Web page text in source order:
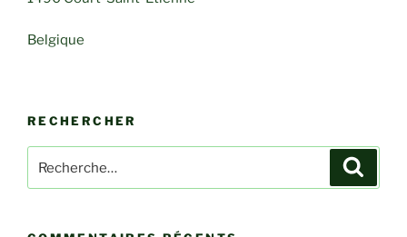
Belgique
RECHERCHER
pour